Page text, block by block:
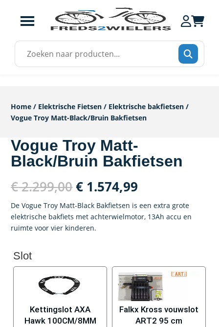
Zoek
naar:
Home / Elektrische Fietsen / Elektrische bakfietsen /
Vogue Troy Matt-Black/Bruin Bakfietsen
Vogue Troy Matt-
Black/Bruin Bakfietsen
€2.299,00Oorspronkelijke
prijs
was:
€ 2.299,00.
€ 1.574,99
is:
€ 1.574,99.
De Vogue Troy Matt-Black Bakfietsen is een extra grote
elektrische bakfiets met achterwielmotor, 13Ah accu en
ruimte voor vier kinderen.
Slot
Kettingslot AXA
Hawk 100CM/8MM
Falkx Kross vouwslot
ART2 95 cm